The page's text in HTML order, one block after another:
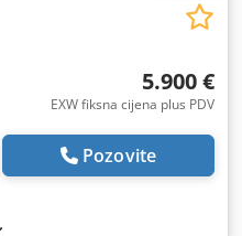
5.900 €
EXW fiksna cijena plus PDV
Pozovite